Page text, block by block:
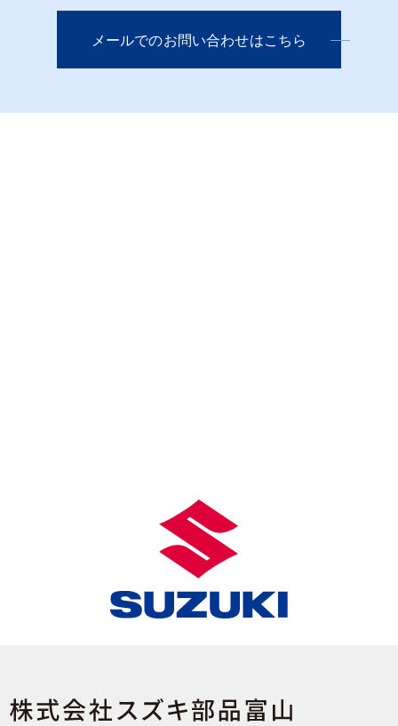
メールでのお問い合わせはこちら